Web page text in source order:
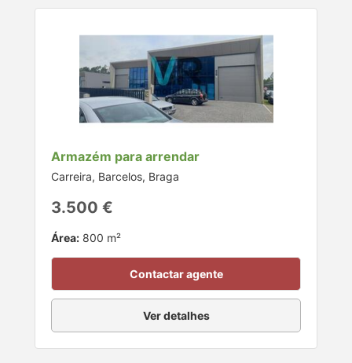
Armazém para arrendar
Carreira, Barcelos, Braga
3.500 €
Área: 800 m²
Contactar agente
Ver detalhes